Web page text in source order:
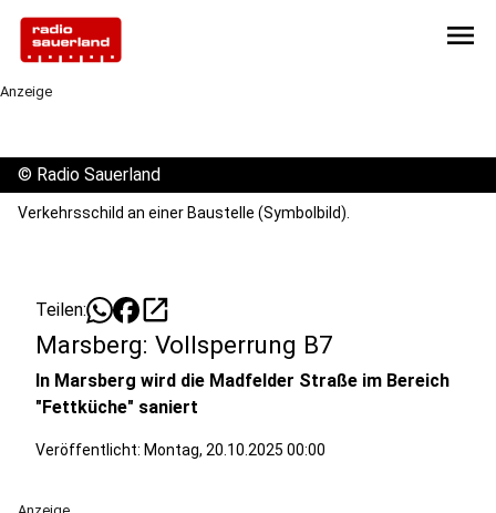
menu
Anzeige
© Radio Sauerland
Verkehrsschild an einer Baustelle (Symbolbild).
Teilen: open_in_new
Marsberg: Vollsperrung B7
In Marsberg wird die Madfelder Straße im Bereich
"Fettküche" saniert
Veröffentlicht: Montag, 20.10.2025 00:00